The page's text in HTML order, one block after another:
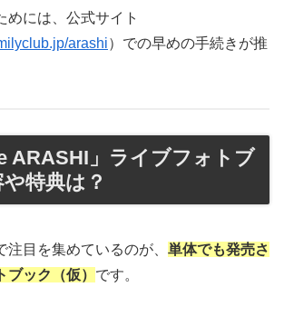
めには、公式サイト
arashi）での早めの手続きが推
ARASHI」ライブフォトブ
特典は？
注目を集めているのが、 単体でも発売さ
ック（仮） です。